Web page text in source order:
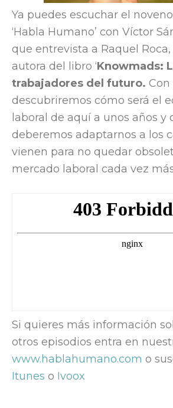
Ya puedes escuchar el
‘Habla Humano’ con Víctor
que entrevista a Raquel
autora del libro ‘Knowmads:
trabajadores del futuro. Con
descubriremos cómo será el
laboral de aquí a unos años y
deberemos adaptarnos a los
vienen para no quedar
mercado laboral cada vez
Si quieres más información
otros episodios entra en
www.hablahumano.com o
Itunes o Ivoox